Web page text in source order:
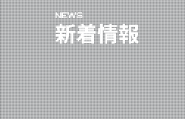
プライベートコース予約
レンタルスタジオ予約
名古屋大橋ボクシングジムについて
大橋弘政プロフィール
スタッフ紹介
料金案内
設備紹介
NEWS
新着情報